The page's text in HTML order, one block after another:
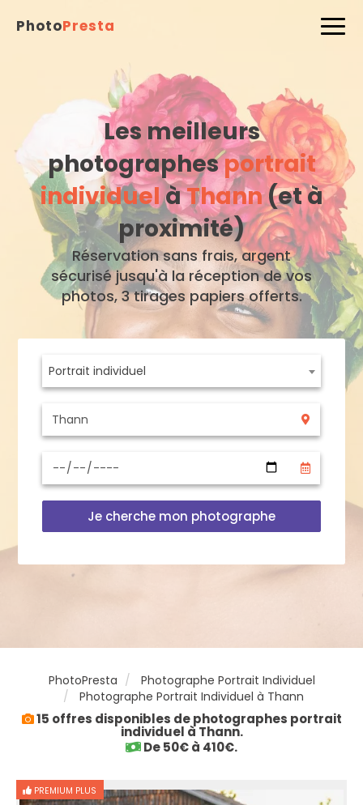
PhotoPresta
Les meilleurs
photographesportrait
individuelàThann(et à
proximité)
Réservation sans frais, argent
sécurisé jusqu'à la réception de vos
photos, 3 tirages papiers offerts.
Portrait individuel
Je cherche mon photographe
PhotoPresta
Photographe Portrait Individuel
Photographe Portrait Individuel à Thann
15 offres disponibles de photographes portrait
individuel à Thann.
De 50€ à 410€.
PREMIUM PLUS